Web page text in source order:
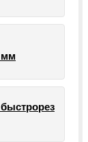
мм